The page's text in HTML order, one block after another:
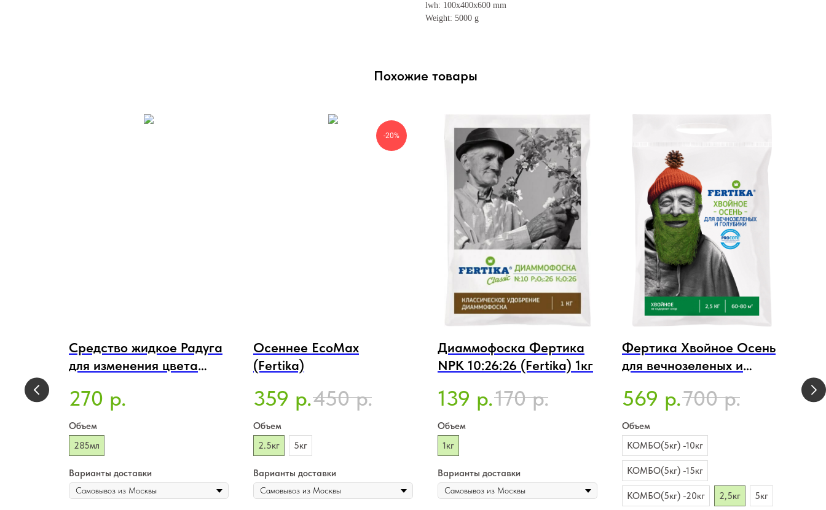
lwh: 100x400x600 mm
Weight: 5000 g
Похожие товары
Средство жидкое Радуга
для изменения цвета
флакон 285мл
270 р.
Объем
285мл
Варианты доставки
-20%
Осеннее EcoMax
(Fertika)
359 р.450 р.
Объем
2.5кг
5кг
Варианты доставки
Диаммофоска Фертика
NPK 10:26:26 (Fertika) 1кг
139 р.170 р.
Объем
1кг
Варианты доставки
Фертика Хвойное Осень
для вечнозеленых и
(Fertika)
569 р.700 р.
Объем
КОМБО(5кг) -10кг
КОМБО(5кг) -15кг
КОМБО(5кг) -20кг 2,5кг 5кг